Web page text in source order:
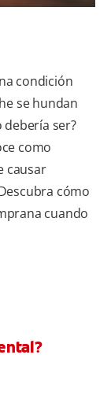
condición
se hundan
debería ser?
como
causar
cómo
cuando